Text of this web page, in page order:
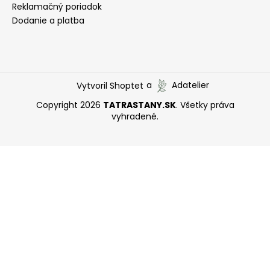
Reklamačný poriadok
Dodanie a platba
Vytvoril Shoptet a
Adatelier
Copyright 2026 TATRASTANY.SK. Všetky práva
vyhradené.